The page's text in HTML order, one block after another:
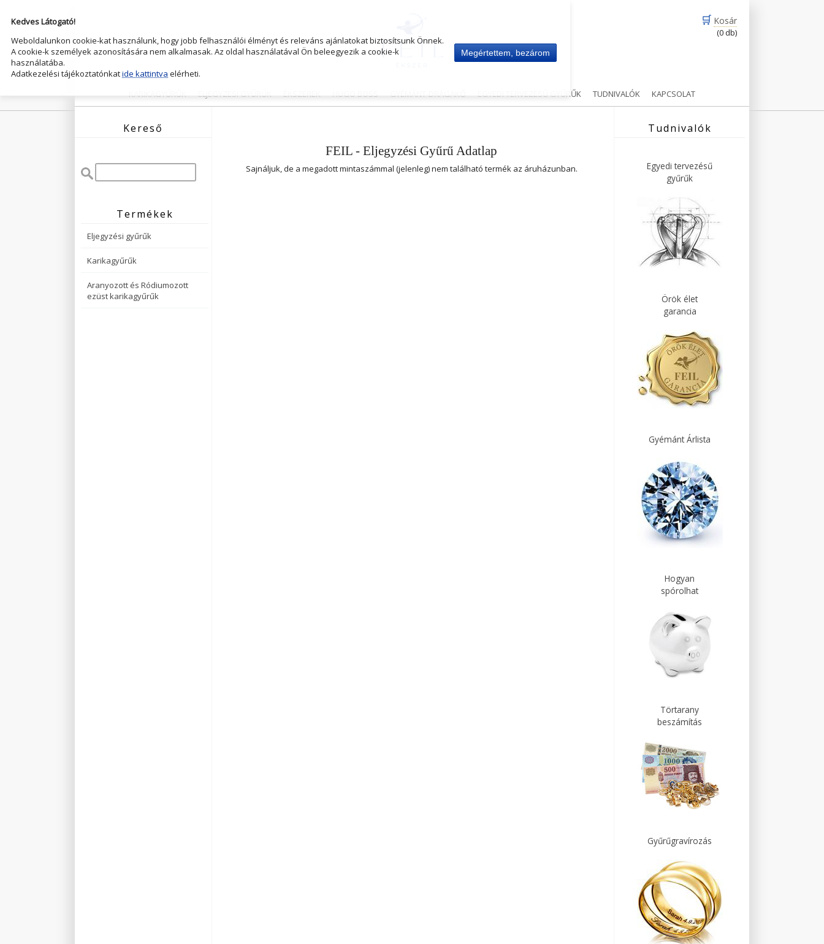
🛒 Kosár
(0 db)
KARIKAGYŰRŰK ELJEGYZESI GYŰRŰK ÉKSZEREK HUGO BOSS GYÉMÁNT-DRÁGAKŐ EGYEDI TERVEZÉSŰ GYŰRŰK TUDNIVALÓK KAPCSOLAT
Kereső
Termékek
Eljegyzési gyűrűk
Karikagyűrűk
Aranyozott és Ródiumozott
ezüst karikagyűrűk
FEIL - Eljegyzési Gyűrű Adatlap
Sajnáljuk, de a megadott mintaszámmal (jelenleg) nem található termék az áruházunban.
Tudnivalók
Egyedi tervezésű
gyűrűk
Örök élet
garancia
Gyémánt Árlista
Hogyan
spórolhat
Törtarany
beszámítás
Gyűrűgravírozás
Kedves Látogató!
Weboldalunkon cookie-kat használunk, hogy jobb felhasználói élményt és releváns ajánlatokat biztosítsunk Önnek.
A cookie-k személyek azonosítására nem alkalmasak. Az oldal használatával Ön beleegyezik a cookie-k
használatába.
Adatkezelési tájékoztatónkatide kattintva elérheti.
Megértettem, bezárom